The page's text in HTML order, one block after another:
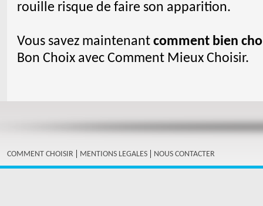
rouille risque de faire son apparition.
Vous savez maintenant comment bien
Bon Choix avec Comment Mieux Choisir.
COMMENT CHOISIR | MENTIONS LEGALES | NOUS CONTACTER